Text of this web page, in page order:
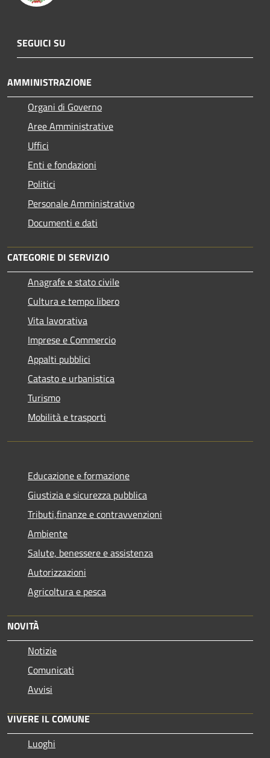
SEGUICI SU
AMMINISTRAZIONE
Organi di Governo
Aree Amministrative
Uffici
Enti e fondazioni
Politici
Personale Amministrativo
Documenti e dati
CATEGORIE DI SERVIZIO
Anagrafe e stato civile
Cultura e tempo libero
Vita lavorativa
Imprese e Commercio
Appalti pubblici
Catasto e urbanistica
Turismo
Mobilità e trasporti
Educazione e formazione
Giustizia e sicurezza pubblica
Tributi,finanze e contravvenzioni
Ambiente
Salute, benessere e assistenza
Autorizzazioni
Agricoltura e pesca
NOVITÀ
Notizie
Comunicati
Avvisi
VIVERE IL COMUNE
Luoghi